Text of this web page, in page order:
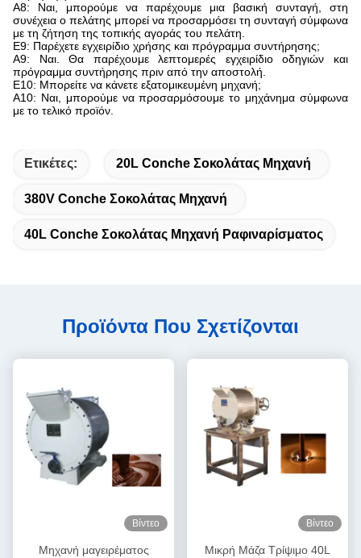
Α8: Ναι, μπορούμε να παρέχουμε μια βασική συνταγή, στη
συνέχεια ο πελάτης μπορεί να προσαρμόσει τη συνταγή σύμφωνα
με τη ζήτηση της τοπικής αγοράς του πελάτη.
Ε9: Παρέχετε εγχειρίδιο χρήσης και πρόγραμμα συντήρησης;
Α9: Ναι. Θα παρέχουμε λεπτομερές εγχειρίδιο οδηγιών και
πρόγραμμα συντήρησης πριν από την αποστολή.
Ε10: Μπορείτε να κάνετε εξατομικευμένη μηχανή;
Α10: Ναι, μπορούμε να προσαρμόσουμε το μηχάνημα σύμφωνα
με το τελικό προϊόν.
Ετικέτες: 20L Conche Σοκολάτας Μηχανή
380V Conche Σοκολάτας Μηχανή
40L Conche Σοκολάτας Μηχανή Ραφιναρίσματος
Προϊόντα Που Σχετίζονται
Βίντεο
Μηχανή μαγειρέματος
Βίντεο
Μικρή Μάζα Τρίψιμο 40L